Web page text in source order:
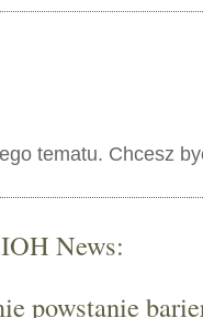
tematu. Chcesz
News:
powstanie